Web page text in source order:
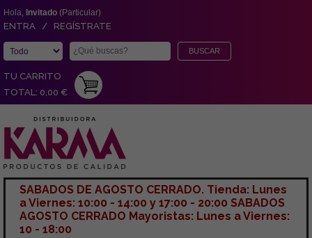
Hola, Invitado (Particular)
ENTRA / REGÍSTRATE
TU CARRITO
TOTAL: 0,00 €
SABADOS DE AGOSTO CERRADO. Tienda: Lunes
a Viernes: 10:00 - 14:00 y 17:00 - 20:00 SABADOS
AGOSTO CERRADO Mayoristas: Lunes a Viernes:
10 - 18:00